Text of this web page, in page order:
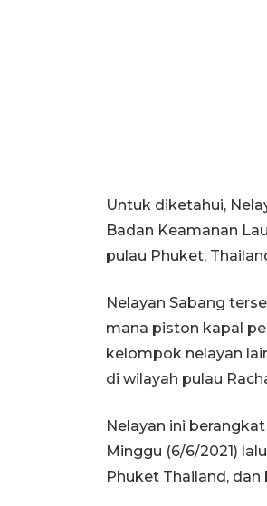
Untuk diketahui,
Badan Keamanan
pulau Phuket,
Nelayan Sabang
mana piston kapal
kelompok nelayan
di wilayah pulau
Nelayan ini
Minggu (6/6/2021)
Phuket Thailand,